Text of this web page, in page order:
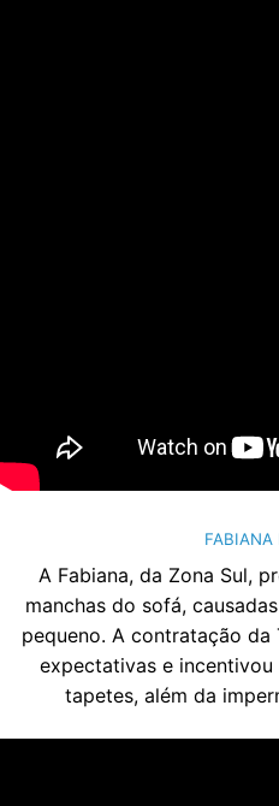
FABIANA
A Fabiana, da Zona Sul,
manchas do sofá,
pequeno. A contratação
expectativas e
tapetes, além da